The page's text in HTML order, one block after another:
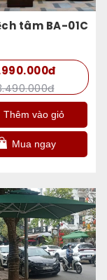
tâm BA-01C
Thêm vào giỏ
Mua ngay